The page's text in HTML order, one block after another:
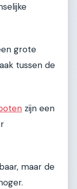
grote
tussen de
zijn een
maar de